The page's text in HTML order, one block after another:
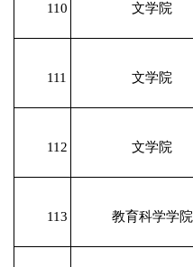
110 文学院
111 文学院
112 文学院
113 教育科学学院